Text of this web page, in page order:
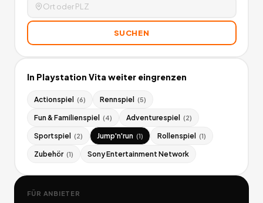
SUCHEN
In Playstation Vita weiter eingrenzen
Actionspiel (6) Rennspiel (5)
Fun & Familienspiel (4) Adventurespiel (2)
Sportspiel (2) Jump'n'run (1) Rollenspiel (1)
Zubehör (1) Sony Entertainment Network
FÜR ANBIETER